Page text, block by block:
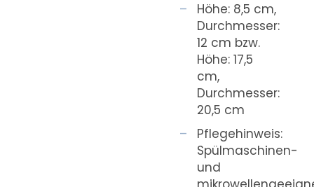
Höhe: 8,5 cm,
Durchmesser:
12 cm bzw.
Höhe: 17,5
cm,
Durchmesser:
20,5 cm
Pflegehinweis:
Spülmaschinen-
und